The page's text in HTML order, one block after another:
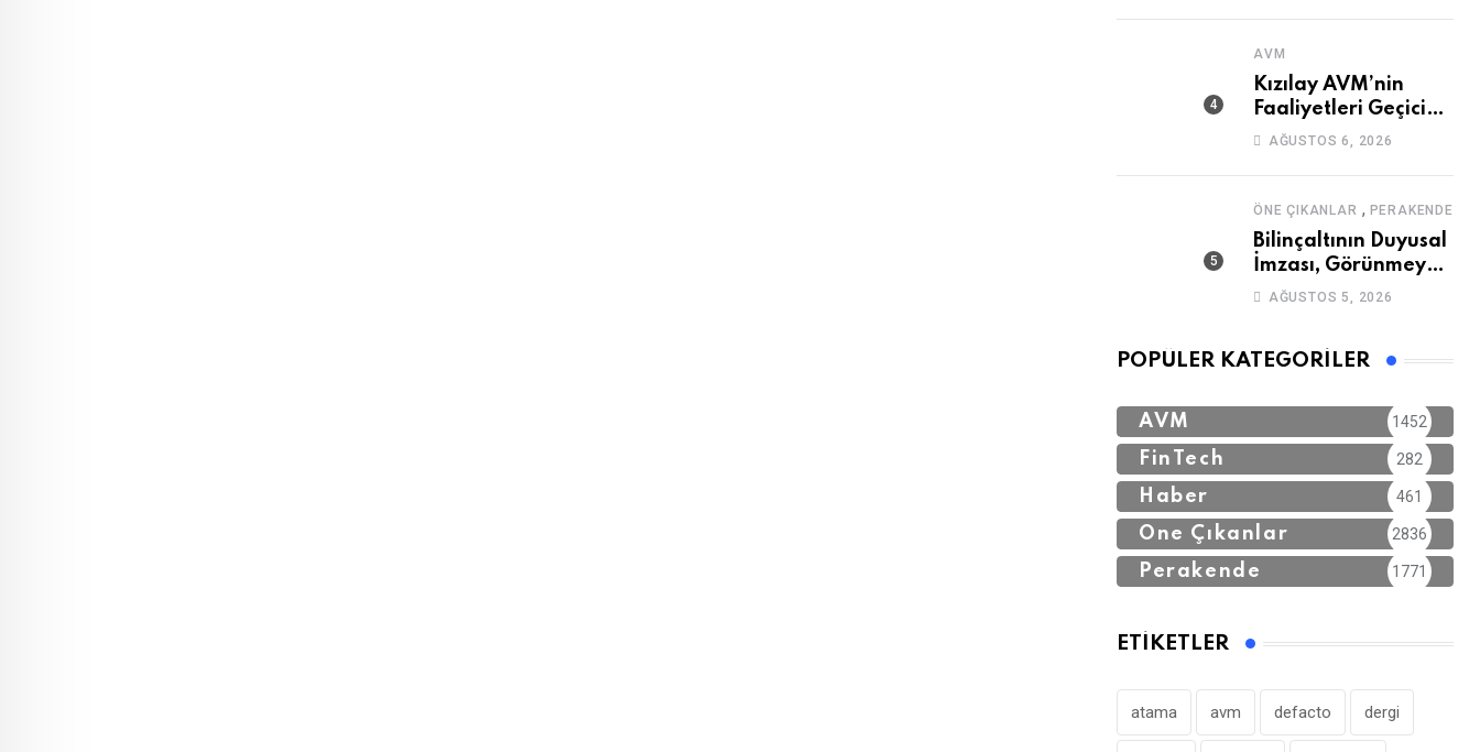
AVM
Kızılay AVM’nin
Faaliyetleri Geçici
Olarak Durduruldu
AĞUSTOS 6, 2026
ÖNE ÇIKANLAR , PERAKENDE
Bilinçaltının Duyusal
İmzası, Görünmeyen
Güç
AĞUSTOS 5, 2026
POPÜLER KATEGORILER
AVM 1452
FinTech 282
Haber 461
Öne Çıkanlar 2836
Perakende 1771
ETIKETLER
atama avm defacto dergi